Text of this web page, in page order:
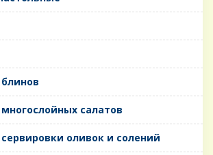
салатов
оливок и солений